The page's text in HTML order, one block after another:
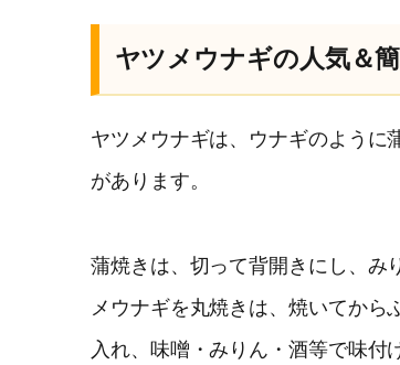
ヤツメウナギの人気＆
ヤツメウナギは、ウナギのように
があります。
蒲焼きは、切って背開きにし、み
メウナギを丸焼きは、焼いてか
入れ、味噌・みりん・酒等で味